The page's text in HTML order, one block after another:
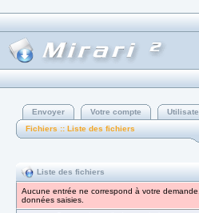
Envoyer Votre compte
Fichiers :: Liste des fichiers
Liste des fichiers
Aucune entrée ne correspond à votre
données saisies.